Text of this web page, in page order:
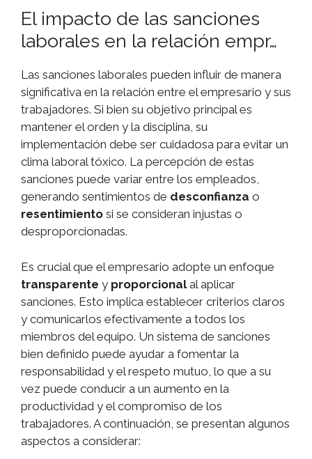
El impacto de las sanciones
laborales en la relación empr…
Las sanciones laborales pueden influir de manera
significativa en la relación entre el empresario y sus
trabajadores. Si bien su objetivo principal es
mantener el orden y la disciplina, su
implementación debe ser cuidadosa para evitar un
clima laboral tóxico. La percepción de estas
sanciones puede variar entre los empleados,
generando sentimientos de desconfianza o
resentimiento si se consideran injustas o
desproporcionadas.
Es crucial que el empresario adopte un enfoque
transparente y proporcionalal aplicar
sanciones. Esto implica establecer criterios claros
y comunicarlos efectivamente a todos los
miembros del equipo. Un sistema de sanciones
bien definido puede ayudar a fomentar la
responsabilidad y el respeto mutuo, lo que a su
vez puede conducir a un aumento en la
productividad y el compromiso de los
trabajadores. A continuación, se presentan algunos
aspectos a considerar: